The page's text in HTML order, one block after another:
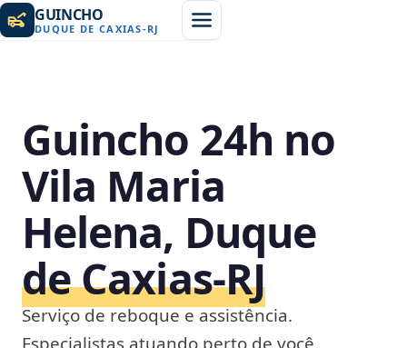
GUINCHO
DUQUE DE CAXIAS-RJ
Guincho 24h no
Vila Maria
Helena, Duque
de Caxias‑RJ
Serviço de reboque e assistência.